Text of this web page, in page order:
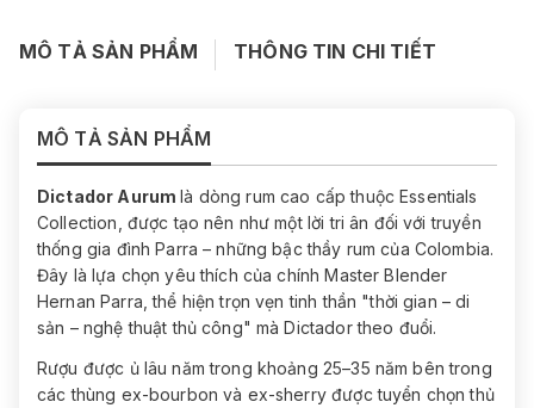
MÔ TẢ SẢN PHẨM THÔNG TIN CHI TIẾT
MÔ TẢ SẢN PHẨM
Dictador Aurum là dòng rum cao cấp thuộc Essentials
Collection, được tạo nên như một lời tri ân đối với truyền
thống gia đình Parra – những bậc thầy rum của Colombia.
Đây là lựa chọn yêu thích của chính Master Blender
Hernan Parra, thể hiện trọn vẹn tinh thần "thời gian – di
sản – nghệ thuật thủ công" mà Dictador theo đuổi.
Rượu được ủ lâu năm trong khoảng 25–35 năm bên trong
các thùng ex-bourbon và ex-sherry được tuyển chọn thủ